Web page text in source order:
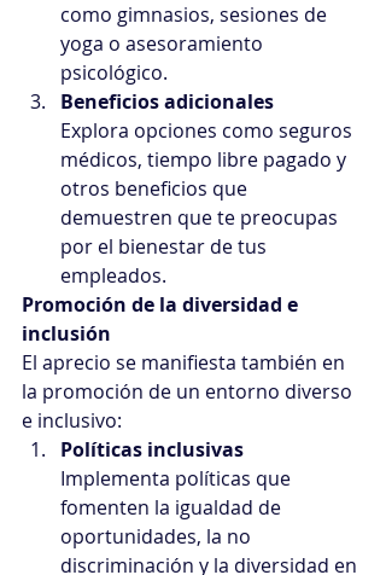
como gimnasios, sesiones de
yoga o asesoramiento
psicológico.
Beneficios adicionales
Explora opciones como seguros
médicos, tiempo libre pagado y
otros beneficios que
demuestren que te preocupas
por el bienestar de tus
empleados.
Promoción de la diversidad e
inclusión
El aprecio se manifiesta también en
la promoción de un entorno diverso
e inclusivo:
Políticas inclusivas
Implementa políticas que
fomenten la igualdad de
oportunidades, la no
discriminación y la diversidad en